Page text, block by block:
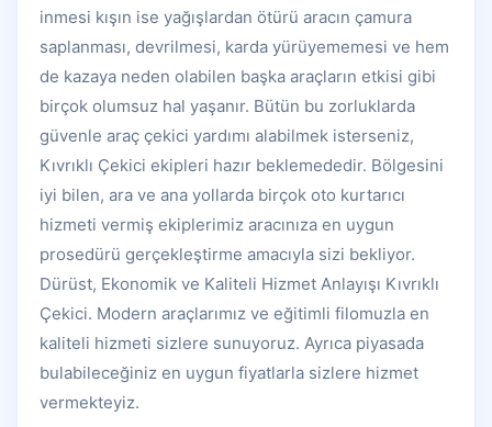
inmesi kışın ise yağışlardan ötürü aracın çamura
saplanması, devrilmesi, karda yürüyememesi ve hem
de kazaya neden olabilen başka araçların etkisi gibi
birçok olumsuz hal yaşanır. Bütün bu zorluklarda
güvenle araç çekici yardımı alabilmek isterseniz,
Kıvrıklı Çekici ekipleri hazır beklemededir. Bölgesini
iyi bilen, ara ve ana yollarda birçok oto kurtarıcı
hizmeti vermiş ekiplerimiz aracınıza en uygun
prosedürü gerçekleştirme amacıyla sizi bekliyor.
Dürüst, Ekonomik ve Kaliteli Hizmet Anlayışı Kıvrıklı
Çekici. Modern araçlarımız ve eğitimli filomuzla en
kaliteli hizmeti sizlere sunuyoruz. Ayrıca piyasada
bulabileceğiniz en uygun fiyatlarla sizlere hizmet
vermekteyiz.